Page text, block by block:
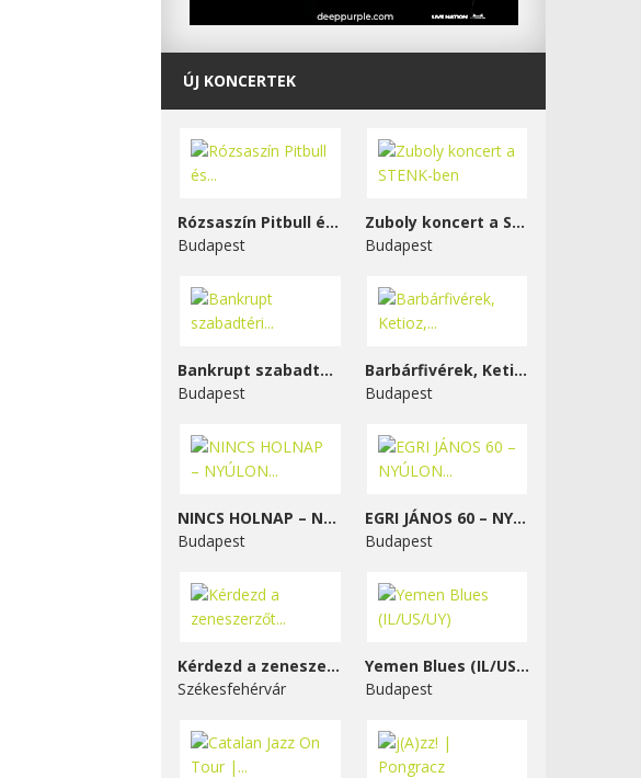
ÚJ KONCERTEK
Rózsaszín Pitbull és...
Budapest
Zuboly koncert a STENK-ben
Budapest
Bankrupt szabadtéri...
Budapest
Barbárfivérek, Ketioz,...
Budapest
NINCS HOLNAP – NYÚLON...
Budapest
EGRI JÁNOS 60 – NYÚLON...
Budapest
Kérdezd a zeneszerzőt...
Székesfehérvár
Yemen Blues (IL/US/UY)
Budapest